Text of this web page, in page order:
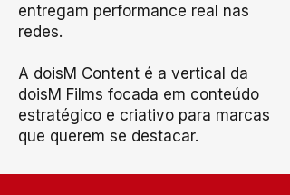
entregam performance real nas
redes.
A doisM Content é a vertical da
doisM Films focada em conteúdo
estratégico e criativo para marcas
que querem se destacar.